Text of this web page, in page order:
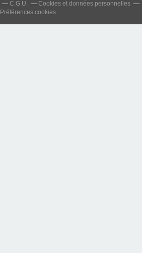
C.G.U.
Cookies et données personnelles
Préférences cookies